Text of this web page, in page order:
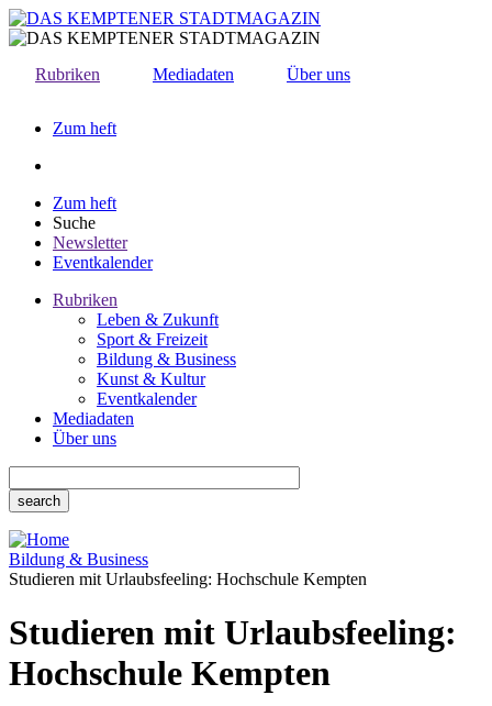
Direkt
zum
Rubriken
Mediadaten Über uns
Zum heft
Zum heft
Suche
Newsletter
Eventkalender
Rubriken
Leben & Zukunft
Sport & Freizeit
Bildung & Business
Kunst & Kultur
Eventkalender
Mediadaten
Über uns
Bildung & Business
Studieren mit Urlaubsfeeling: Hochschule Kempten
Studieren mit Urlaubsfeeling:
Hochschule Kempten